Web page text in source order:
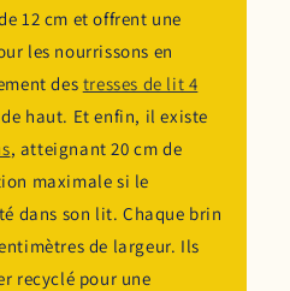
12 cm et offrent une
les nourrissons en
des tresses de lit 4
haut. Et enfin, il existe
, atteignant 20 cm de
maximale si le
dans son lit. Chaque brin
de largeur. Ils
recyclé pour une